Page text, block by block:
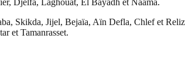
Djelfa, Laghouat, El Bayadh et Naâma.
Skikda, Jijel, Bejaïa, Aïn Defla, Chlef et
et Tamanrasset.